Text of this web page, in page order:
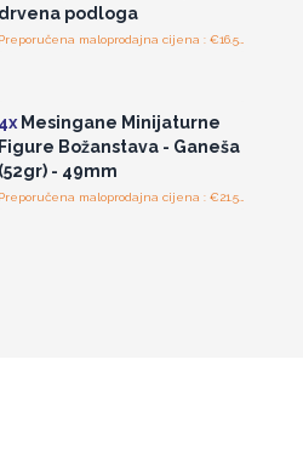
drvena podloga
Preporučena maloprodajna cijena : €16.50/komad
4xMesingane Minijaturne
Figure Božanstava - Ganeša
(52gr) - 49mm
Preporučena maloprodajna cijena : €21.50/Figura